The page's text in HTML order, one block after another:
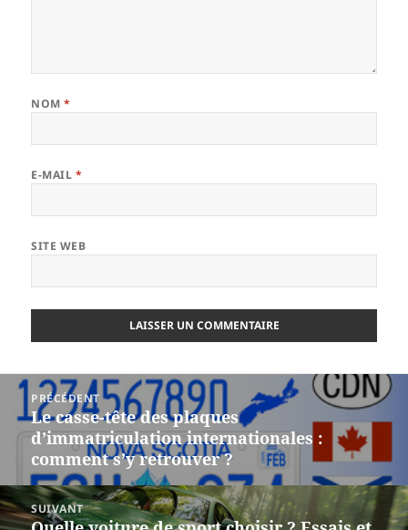
NOM*
E-MAIL *
SITE WEB
Navigation
l’article
PRÉCÉDENT
Article
précédent :
Le casse-tête des plaques
d’immatriculation internationales :
comment s’y retrouver ?
SUIVANT